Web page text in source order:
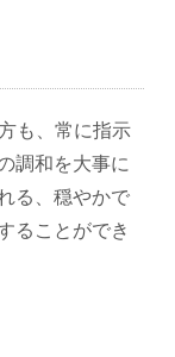
も、常に指示
調和を大事に
る、穏やかで
ることができ